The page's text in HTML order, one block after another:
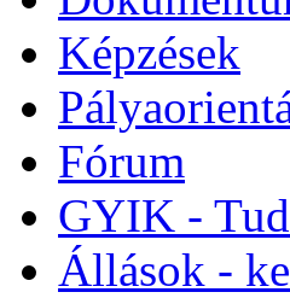
Képzések
Fórum
GYIK -
Állások -